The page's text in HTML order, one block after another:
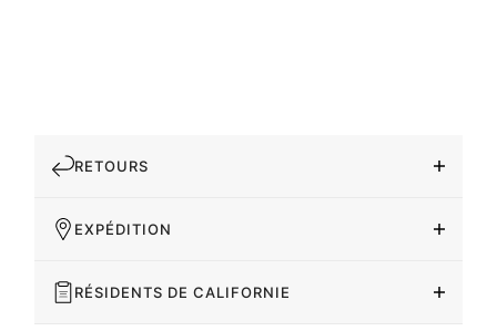
RETOURS
EXPÉDITION
RÉSIDENTS DE CALIFORNIE